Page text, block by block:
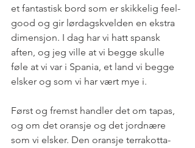
et fantastisk bord som er skikkelig feel-
good og gir lørdagskvelden en ekstra
dimensjon. I dag har vi hatt spansk
aften, og jeg ville at vi begge skulle
føle at vi var i Spania, et land vi begge
elsker og som vi har vært mye i.
Først og fremst handler det om tapas,
og om det oransje og det jordnære
som vi elsker. Den oransje terrakotta-